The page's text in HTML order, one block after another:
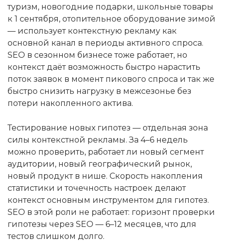
туризм, новогодние подарки, школьные товары
к 1 сентября, отопительное оборудование зимой
— использует контекстную рекламу как
основной канал в периоды активного спроса.
SEO в сезонном бизнесе тоже работает, но
контекст даёт возможность быстро нарастить
поток заявок в момент пикового спроса и так же
быстро снизить нагрузку в межсезонье без
потери накопленного актива.
Тестирование новых гипотез — отдельная зона
силы контекстной рекламы. За 4–6 недель
можно проверить, работает ли новый сегмент
аудитории, новый географический рынок,
новый продукт в нише. Скорость накопления
статистики и точечность настроек делают
контекст основным инструментом для гипотез.
SEO в этой роли не работает: горизонт проверки
гипотезы через SEO — 6–12 месяцев, что для
тестов слишком долго.